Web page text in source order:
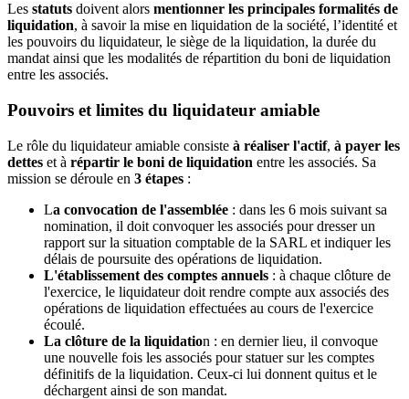
Les statuts doivent alors mentionner les principales formalités de
liquidation, à savoir la mise en liquidation de la société, l’identité et
les pouvoirs du liquidateur, le siège de la liquidation, la durée du
mandat ainsi que les modalités de répartition du boni de liquidation
entre les associés.
Pouvoirs et limites du liquidateur amiable
Le rôle du liquidateur amiable consiste à réaliser l'actif, à payer les
dettes et à répartir le boni de liquidation entre les associés. Sa
mission se déroule en 3 étapes :
La convocation de l'assemblée : dans les 6 mois suivant sa
nomination, il doit convoquer les associés pour dresser un
rapport sur la situation comptable de la SARL et indiquer les
délais de poursuite des opérations de liquidation.
L'établissement des comptes annuels : à chaque clôture de
l'exercice, le liquidateur doit rendre compte aux associés des
opérations de liquidation effectuées au cours de l'exercice
écoulé.
La clôture de la liquidation : en dernier lieu, il convoque
une nouvelle fois les associés pour statuer sur les comptes
définitifs de la liquidation. Ceux-ci lui donnent quitus et le
déchargent ainsi de son mandat.